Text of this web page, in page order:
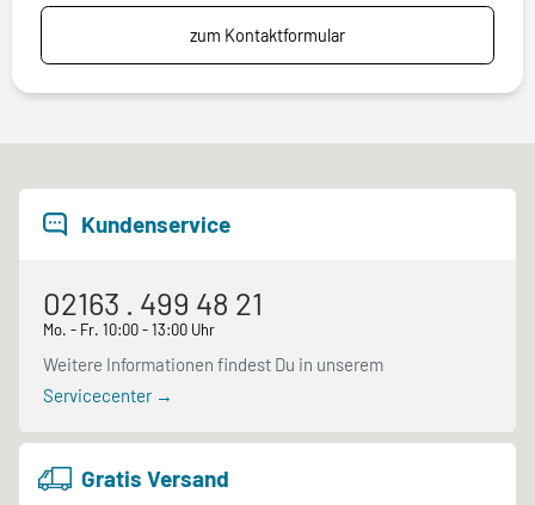
zum Kontaktformular
Kundenservice
02163 . 499 48 21
Mo. - Fr. 10:00 - 13:00 Uhr
Weitere Informationen findest Du in unserem
Servicecenter →
Gratis Versand